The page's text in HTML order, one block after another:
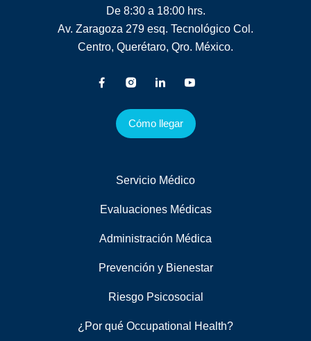
De 8:30 a 18:00 hrs.
Av. Zaragoza 279 esq. Tecnológico Col.
Centro, Querétaro, Qro. México.
Cómo llegar
Servicio Médico
Evaluaciones Médicas
Administración Médica
Prevención y Bienestar
Riesgo Psicosocial
¿Por qué Occupational Health?